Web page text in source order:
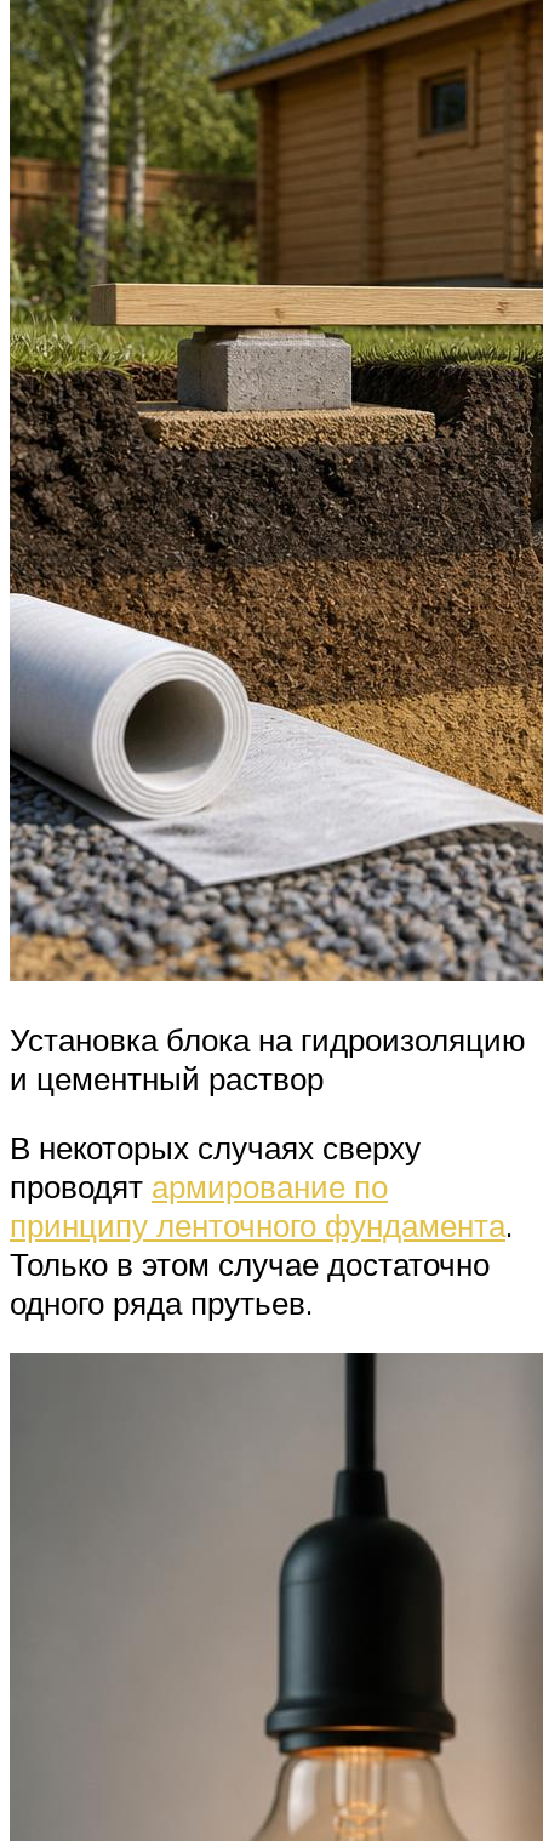
Установка блока на гидроизоляцию
и цементный раствор
В некоторых случаях сверху
проводят армирование по
принципу ленточного фундамента.
Только в этом случае достаточно
одного ряда прутьев.